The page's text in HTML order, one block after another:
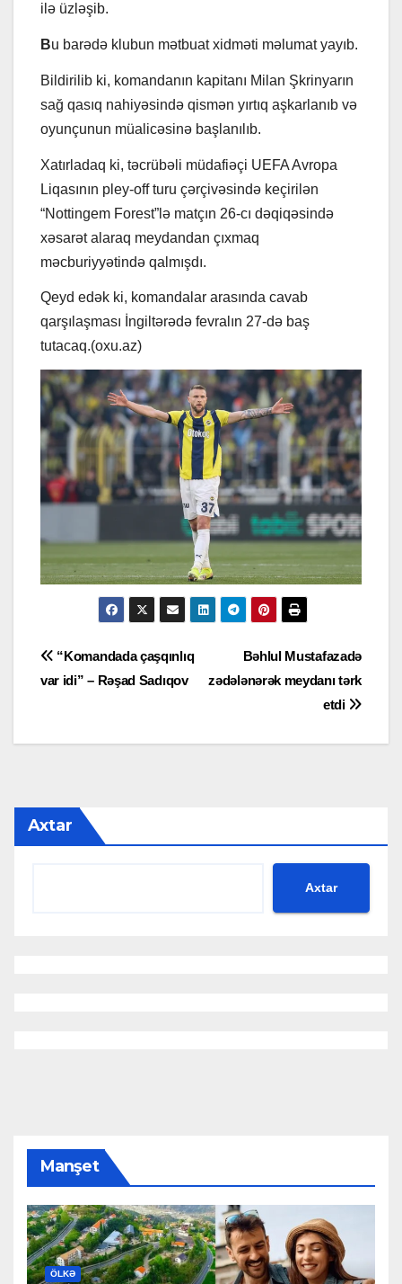
ilə üzləşib.
Bu barədə klubun mətbuat xidməti məlumat yayıb.
Bildirilib ki, komandanın kapitanı Milan Şkrinyarın
sağ qasıq nahiyəsində qismən yırtıq aşkarlanıb və
oyunçunun müalicəsinə başlanılıb.
Xatırladaq ki, təcrübəli müdafiəçi UEFA Avropa
Liqasının pley-off turu çərçivəsində keçirilən
“Nottingem Forest”lə matçın 26-cı dəqiqəsində
xəsarət alaraq meydandan çıxmaq
məcburiyyətində qalmışdı.
Qeyd edək ki, komandalar arasında cavab
qarşılaşması İngiltərədə fevralın 27-də baş
tutacaq.(oxu.az)
Yazı
naviqasiyası
Bəhlul Mustafazadə
zədələnərək meydanı tərk
etdi
“Komandada çaşqınlıq
var idi” – Rəşad Sadıqov
Axtar
Axtar
Manşet
ÖLKƏ